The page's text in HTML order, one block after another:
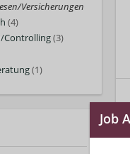
Versicherungen
(4)
Controlling(3)
(1)